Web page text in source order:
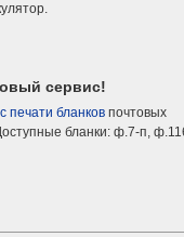
сервис!
печати бланков почтовых
бланки: ф.7-п,